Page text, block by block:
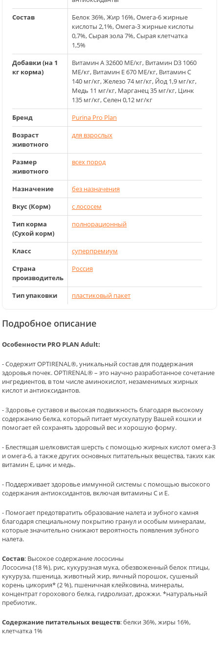
Состав
Белок 36%, Жир 16%, Омега-6 жирные
кислоты 2,1%, Омега-3 жирные кислоты
0,7%, Сырая зола 7%, Сырая клетчатка
1,5%
Добавки (на 1
кг корма)
Витамин А 32600 МЕ/кг, Витамин D3 1060
МЕ/кг, Витамин Е 670 МЕ/кг, Витамин С
140 мг/кг, Железо 74 мг/кг, Йод 1,9 мг/кг,
Медь 11 мг/кг, Марганец 35 мг/кг, Цинк
135 мг/кг, Селен 0,12 мг/кг
Бренд
Purina Pro Plan
Возраст
животного
для взрослых
Размер
животного
всех пород
Назначение
без назначения
Вкус (Корм)
с лососем
Тип корма
(Сухой корм)
полнорационный
Класс
суперпремиум
Страна
производитель
Россия
Тип упаковки пластиковый пакет
Подробное описание
Особенности PRO PLAN Adult:
- Содержит OPTIRENAL®, уникальный состав для поддержания
здоровья почек. OPTIRENAL® – это научно разработанное сочетание
ингредиентов, в том числе аминокислот, незаменимых жирных
кислот и антиоксидантов.
- Здоровье суставов и высокая подвижность благодаря высокому
содержанию белка, который питает мускулатуру Вашей кошки и
помогает ей сохранять здоровый вес и хорошую форму.
- Блестящая шелковистая шерсть с помощью жирных кислот омега-3
и омега-6, а также других основных питательных вещества, таких как
витамин E, цинк и медь.
- Поддерживает здоровье иммунной системы с помощью высокого
содержания антиоксидантов, включая витамины C и E.
- Помогает предотвратить образование налета и зубного камня
благодаря специальному покрытию гранул и особым минералам,
которые значительно снижают вероятность появления зубного
налета.
Состав: Высокое содержание лососины
Лососина (18 %), рис, кукурузная мука, обезвоженный белок птицы,
кукуруза, пшеница, животный жир, яичный порошок, сушеный
корень цикория* (2 %), пшеничная клейковина, минералы,
концентрат горохового белка, гидролизат, дрожжи. *натуральный
пребиотик.
Содержание питательных веществ: белки 36%, жиры 16%,
клетчатка 1%